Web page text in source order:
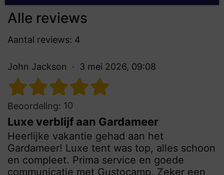
Alle reviews
Aantal reviews: 4
John Jackson 3 mei 2026, 09:08
Beoordeling: 10
Luxe verblijf aan Gardameer
Heerlijke vakantie gehad aan het
Gardameer! Luxe tent was top, alles schoon
en compleet. Prima service en goede
communicatie met Gustocamp. Zeker een